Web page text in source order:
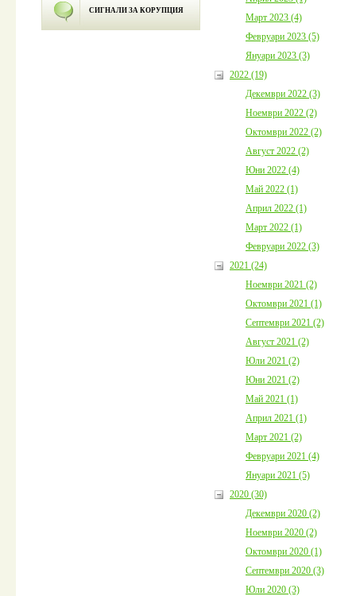
СИГНАЛИ ЗА КОРУПЦИЯ
Март 2023 (4)
Февруари 2023 (5)
Януари 2023 (3)
2022 (19)
Декември 2022 (3)
Ноември 2022 (2)
Октомври 2022 (2)
Август 2022 (2)
Юни 2022 (4)
Май 2022 (1)
Април 2022 (1)
Март 2022 (1)
Февруари 2022 (3)
2021 (24)
Ноември 2021 (2)
Октомври 2021 (1)
Септември 2021 (2)
Август 2021 (2)
Юли 2021 (2)
Юни 2021 (2)
Май 2021 (1)
Април 2021 (1)
Март 2021 (2)
Февруари 2021 (4)
Януари 2021 (5)
2020 (30)
Декември 2020 (2)
Ноември 2020 (2)
Октомври 2020 (1)
Септември 2020 (3)
Юли 2020 (3)